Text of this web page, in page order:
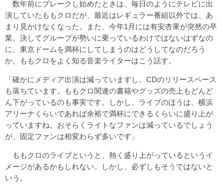
数年前にブレークし始めたときは、毎日のようにテレビに出
演していたももクロだが、最近はレギュラー番組以外では、あ
まり見かけなくなった。また、今年1月には有安杏果が突然の卒
業。決してグループが勢いに乗っているわけではないはずなの
に、東京ドームを満杯にしてしまうのはどうしてなのだろう
か。ももクロをよく知る音楽ライターはこう話す。
「確かにメディア出演は減っていますし、CDのリリースペース
も落ちています。ももクロ関連の書籍やグッズの売上もどんど
ん下がっているのも事実です。しかし、ライブのほうは、横浜
アリーナくらいであれば余裕で満杯にできるくらいに盛り上が
っていますね。おそらくライトなファンは減っているでしょう
が、固定ファンは相変わらず多いです」
ももクロのライブというと、熱く盛り上がっているというイ
メージがあるかもしれない。しかし、必ずしもそうではないと
いう。